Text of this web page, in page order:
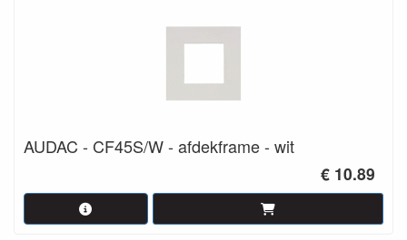
AUDAC - CF45S/W - afdekframe - wit
€ 10.89